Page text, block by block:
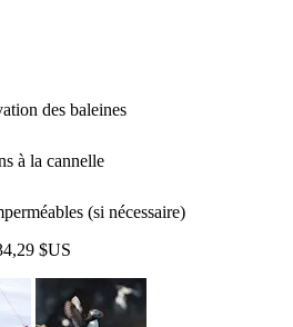
des baleines
à la cannelle
(si nécessaire)
$US